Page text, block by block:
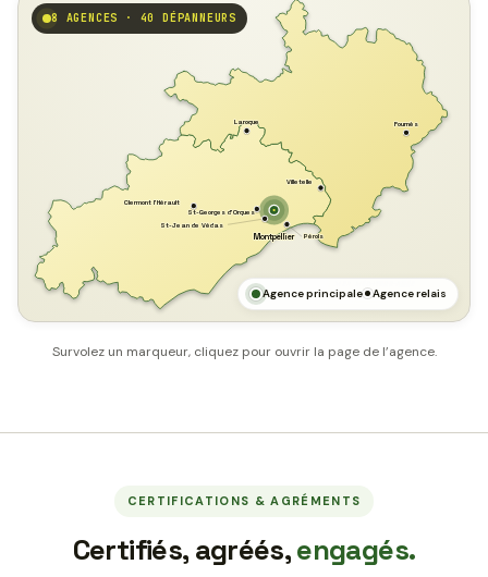
Montpellier Pérols
Laroque Fournès
Villetelle
St-Georges d'Orques
Clermont l'Hérault
St-Jean de Védas
8 AGENCES · 40 DÉPANNEURS
Agence principale Agence relais
Survolez un marqueur, cliquez pour ouvrir la page de l’agence.
CERTIFICATIONS & AGRÉMENTS
Certifiés, agréés,engagés.